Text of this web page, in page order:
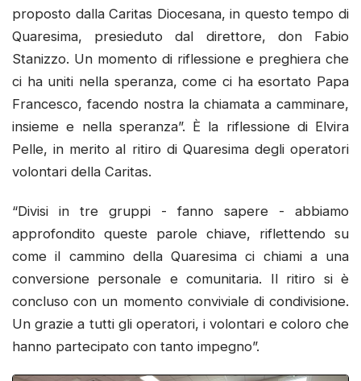
proposto dalla Caritas Diocesana, in questo tempo di
Quaresima, presieduto dal direttore, don Fabio
Stanizzo. Un momento di riflessione e preghiera che
ci ha uniti nella speranza, come ci ha esortato Papa
Francesco, facendo nostra la chiamata a camminare,
insieme e nella speranza”. È la riflessione di Elvira
Pelle, in merito al ritiro di Quaresima degli operatori
volontari della Caritas.
“Divisi in tre gruppi - fanno sapere - abbiamo
approfondito queste parole chiave, riflettendo su
come il cammino della Quaresima ci chiami a una
conversione personale e comunitaria. Il ritiro si è
concluso con un momento conviviale di condivisione.
Un grazie a tutti gli operatori, i volontari e coloro che
hanno partecipato con tanto impegno”.